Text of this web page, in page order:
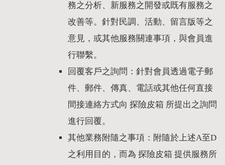
務之分析、新服務之開發或既有服務之
改善等。針對民調、活動、留言版等之
意見，或其他服務關連事項，與會員進
行聯繫。
回覆客戶之詢問：針對會員透過電子郵
件、郵件、傳真、電話或其他任何直接
間接連絡方式向 探險皮箱 所提出之詢問
進行回覆。
其他業務附隨之事項：附隨於上述A至D
之利用目的，而為 探險皮箱 提供服務所